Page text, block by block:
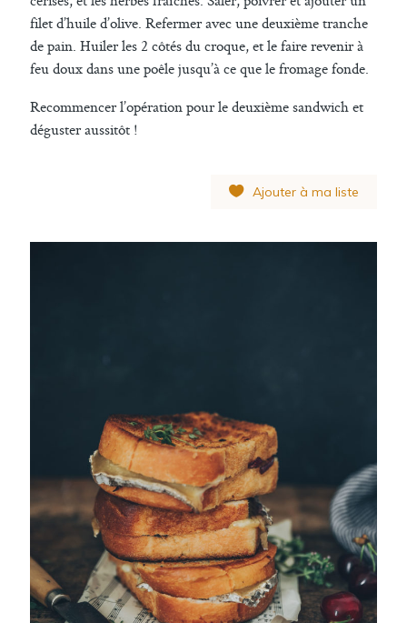
filet d’huile d’olive. Refermer avec une deuxième tranche
de pain. Huiler les 2 côtés du croque, et le faire revenir à
feu doux dans une poêle jusqu’à ce que le fromage fonde.
Recommencer l’opération pour le deuxième sandwich et
déguster aussitôt !
Ajouter à ma liste